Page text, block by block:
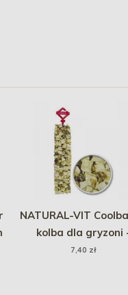
NATURAL-VIT
kolba dla gryzoni
pasternak 65g
7,40 zł